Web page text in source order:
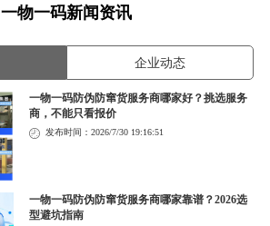
一物一码新闻资讯
企业动态
一物一码防伪防窜货服务商哪家好？挑选服务
商，不能只看报价
发布时间：2026/7/30 19:16:51
一物一码防伪防窜货服务商哪家靠谱？2026选
型避坑指南